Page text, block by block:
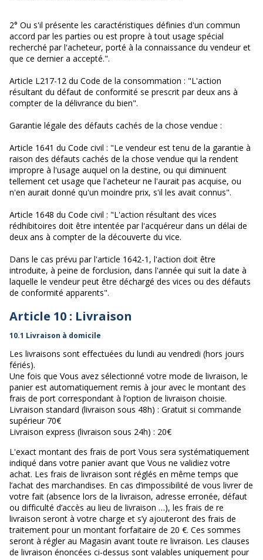
2° Ou s'il présente les caractéristiques définies d'un commun
accord par les parties ou est propre à tout usage spécial
recherché par l'acheteur, porté à la connaissance du vendeur et
que ce dernier a accepté.".
Article L217-12 du Code de la consommation : "L'action
résultant du défaut de conformité se prescrit par deux ans à
compter de la délivrance du bien".
Garantie légale des défauts cachés de la chose vendue :
Article 1641 du Code civil : "Le vendeur est tenu de la garantie à
raison des défauts cachés de la chose vendue qui la rendent
impropre à l'usage auquel on la destine, ou qui diminuent
tellement cet usage que l'acheteur ne l'aurait pas acquise, ou
n'en aurait donné qu'un moindre prix, s'il les avait connus".
Article 1648 du Code civil : "L'action résultant des vices
rédhibitoires doit être intentée par l'acquéreur dans un délai de
deux ans à compter de la découverte du vice.
Dans le cas prévu par l'article 1642-1, l'action doit être
introduite, à peine de forclusion, dans l'année qui suit la date à
laquelle le vendeur peut être déchargé des vices ou des défauts
de conformité apparents".
Article 10 : Livraison
10.1 Livraison à domicile
Les livraisons sont effectuées du lundi au vendredi (hors jours
fériés).
Une fois que Vous avez sélectionné votre mode de livraison, le
panier est automatiquement remis à jour avec le montant des
frais de port correspondant à l’option de livraison choisie.
Livraison standard (livraison sous 48h) : Gratuit si commande
supérieur 70€
Livraison express (livraison sous 24h) : 20€
L'exact montant des frais de port Vous sera systématiquement
indiqué dans votre panier avant que Vous ne validiez votre
achat. Les frais de livraison sont réglés en même temps que
l’achat des marchandises. En cas d’impossibilité de vous livrer de
votre fait (absence lors de la livraison, adresse erronée, défaut
ou difficulté d’accès au lieu de livraison …), les frais de re
livraison seront à votre charge et s’y ajouteront des frais de
traitement pour un montant forfaitaire de 20 €. Ces sommes
seront à régler au Magasin avant toute re livraison. Les clauses
de livraison énoncées ci-dessus sont valables uniquement pour